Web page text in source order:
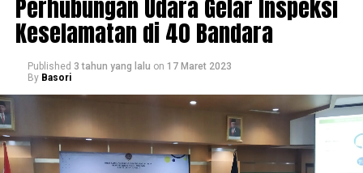
Perhubungan Udara Gelar Inspeksi
Keselamatan di 40 Bandara
Published 3 tahun yang lalu on 17 Maret 2023
By Basori